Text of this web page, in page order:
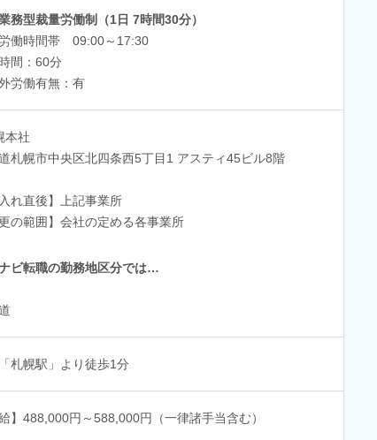
務型裁量労働制（1日 7時間30分）
働時間帯 09:00～17:30
間：60分
労働有無：有
本社
札幌市中央区北四条西5丁目1 アスティ45ビル8階
れ直後】上記事業所
の範囲】会社の定める各事業所
ビ転職の勤務地区分では…
札幌駅」より徒歩1分
】488,000円～588,000円（一律諸手当含む）